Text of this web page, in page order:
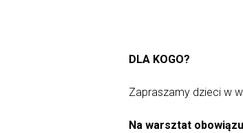
DLA KOGO?
Zapraszamy dzieci w
Na warsztat